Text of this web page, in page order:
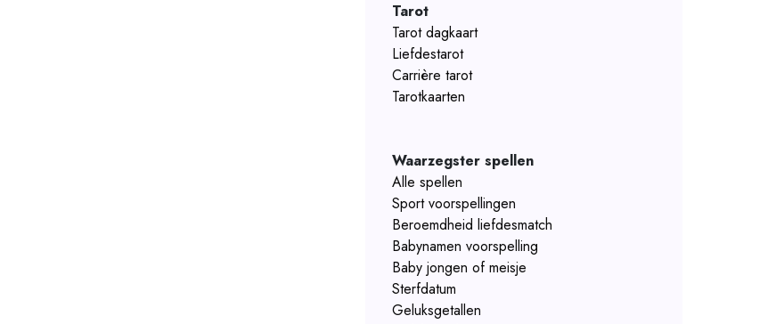
Tarot
Tarot dagkaart
Liefdestarot
Carrière tarot
Tarotkaarten
Waarzegster spellen
Alle spellen
Sport voorspellingen
Beroemdheid liefdesmatch
Babynamen voorspelling
Baby jongen of meisje
Sterfdatum
Geluksgetallen